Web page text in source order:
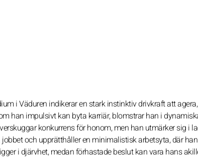
i Väduren indikerar en stark instinktiv drivkraft att
han impulsivt kan byta karriär, blomstrar han i
konkurrens för honom, men han utmärker sig i
och upprätthåller en minimalistisk arbetsyta, där
i djärvhet, medan förhastade beslut kan vara hans